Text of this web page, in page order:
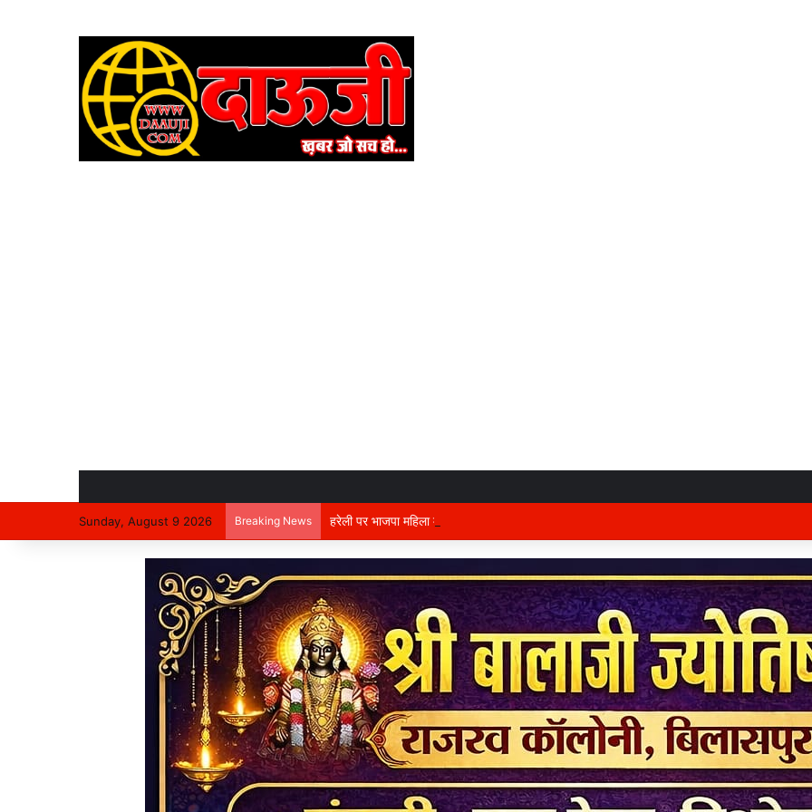
Sunday, August 9 2026 Breaking News हरेली पर भाजपा महिला मोर्चा का प्रदेश कार्यालय में होगा भव्य आयोजन, अध्यक्ष विभा अवस्थी ने तैयारियों को